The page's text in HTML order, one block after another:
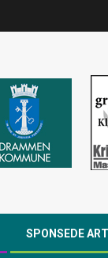
SPONSEDE